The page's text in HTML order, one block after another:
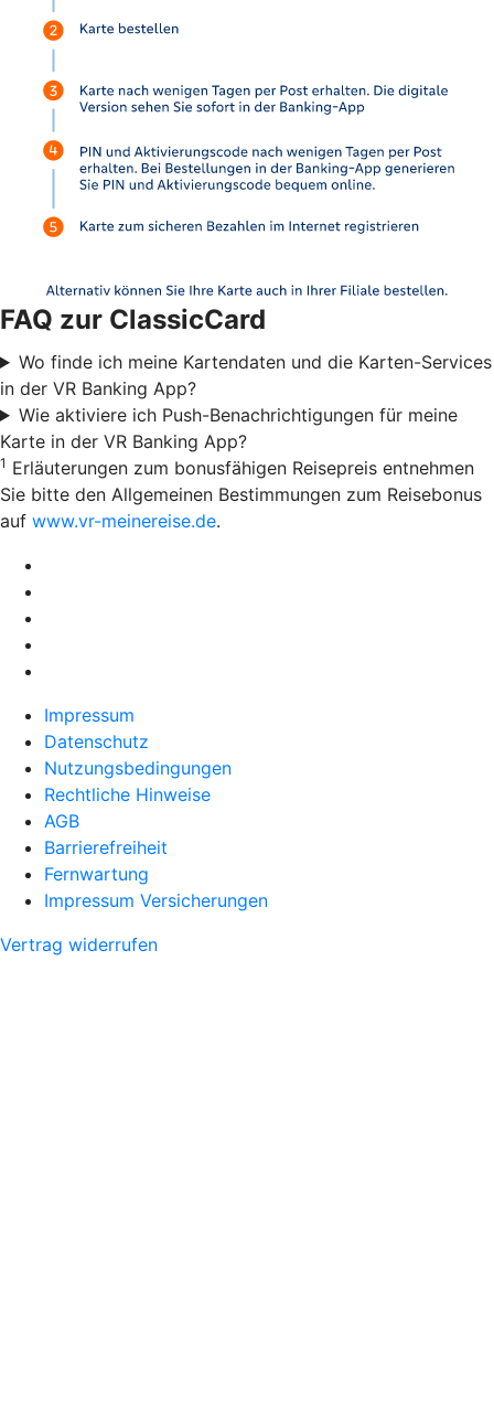
FAQ zur ClassicCard
Wo finde ich meine Kartendaten und die Karten-Services
in der VR Banking App?
Wie aktiviere ich Push-Benachrichtigungen für meine
Karte in der VR Banking App?
1 Erläuterungen zum bonusfähigen Reisepreis entnehmen
Sie bitte den Allgemeinen Bestimmungen zum Reisebonus
auf www.vr-meinereise.de.
Impressum
Datenschutz
Nutzungsbedingungen
Rechtliche Hinweise
AGB
Barrierefreiheit
Fernwartung
Impressum Versicherungen
Vertrag widerrufen